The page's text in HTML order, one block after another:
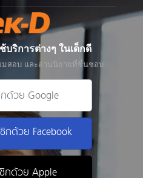
ริการต่างๆ ในเด็กดี
มสอบ และอ่านนิยายที่ชื่นชอบ
ด้วย Google
กด้วย Facebook
กด้วย Apple